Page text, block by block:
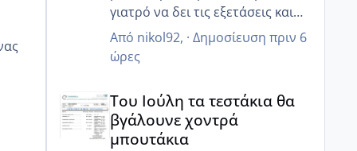
γιατρό να δει τις εξετάσεις και
ίσως καταλάβει ότι πρέπει να
βιαστούμε.. 😒
Από nikol92, · Δημοσίευση πριν 6
ώρες
Του Ιούλη τα τεστάκια θα
βγάλουνε χοντρά
μπουτάκια